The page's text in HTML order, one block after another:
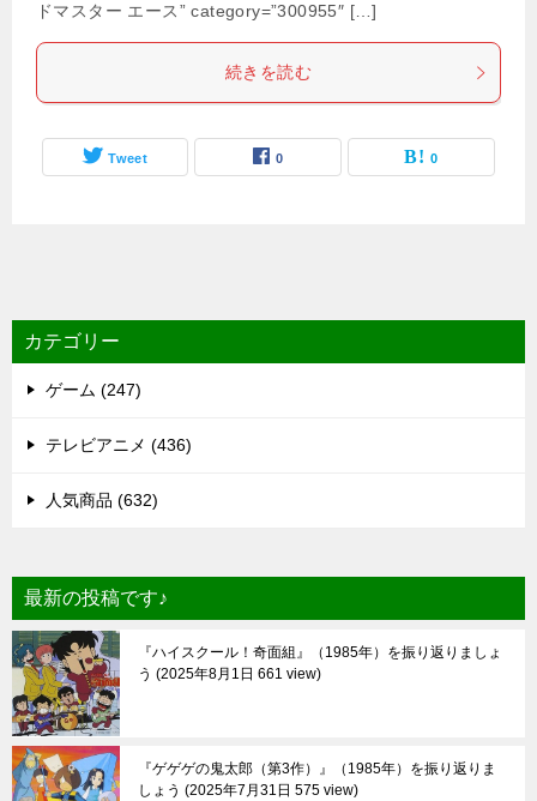
ドマスター エース” category=”300955″ […]
続きを読む
Tweet 0 0
カテゴリー
ゲーム (247)
テレビアニメ (436)
人気商品 (632)
最新の投稿です♪
『ハイスクール！奇面組』（1985年）を振り返りましょ
う
2025年8月1日 661 view
『ゲゲゲの鬼太郎（第3作）』（1985年）を振り返りま
しょう
2025年7月31日 575 view